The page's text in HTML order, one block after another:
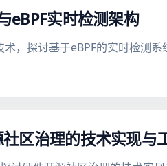
实时检测架构
探讨基于eBPF的实时检测系
区治理的技术实现与